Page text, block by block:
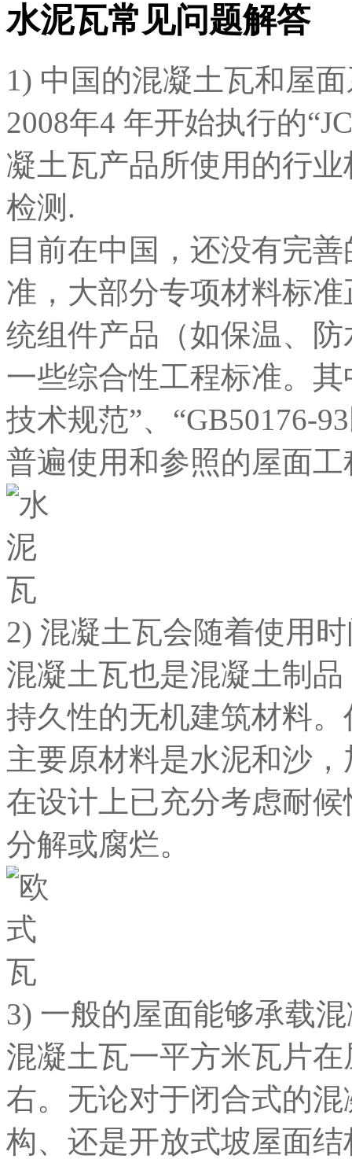
水泥瓦常见问题解答
1) 中国的混凝土瓦和屋
2008年4 年开始执行的
凝土瓦产品所使用的行
检测.
目前在中国，还没有完
准，大部分专项材料标
统组件产品（如保温、
一些综合性工程标准。其
技术规范”、“GB50176-
普遍使用和参照的屋面
2) 混凝土瓦会随着使用
混凝土瓦也是混凝土制
持久性的无机建筑材料
主要原材料是水泥和沙
在设计上已充分考虑耐
分解或腐烂。
3) 一般的屋面能够承载
混凝土瓦一平方米瓦片
右。无论对于闭合式的
构、还是开放式坡屋面